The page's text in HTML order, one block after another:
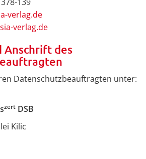
verlag.de
verlag.de
des
Datenschutzbeauftragten unter:
zert DSB
Kilic